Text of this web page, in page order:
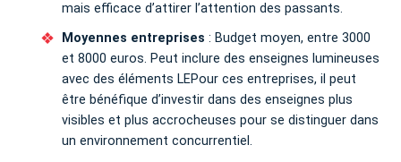
mais efficace d’attirer l’attention des passants.
Moyennes entreprises : Budget moyen, entre 3000
et 8000 euros. Peut inclure des enseignes lumineuses
avec des éléments LEPour ces entreprises, il peut
être bénéfique d’investir dans des enseignes plus
visibles et plus accrocheuses pour se distinguer dans
un environnement concurrentiel.